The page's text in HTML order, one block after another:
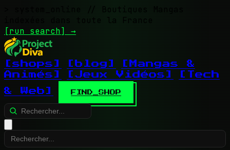
// Boutiques Mangas
indexées dans toute la France
[run search] →
[shops] [blog]
[Mangas &
Animés]
[Jeux Vidéos]
[Tech
& Web]
FIND_SHOP